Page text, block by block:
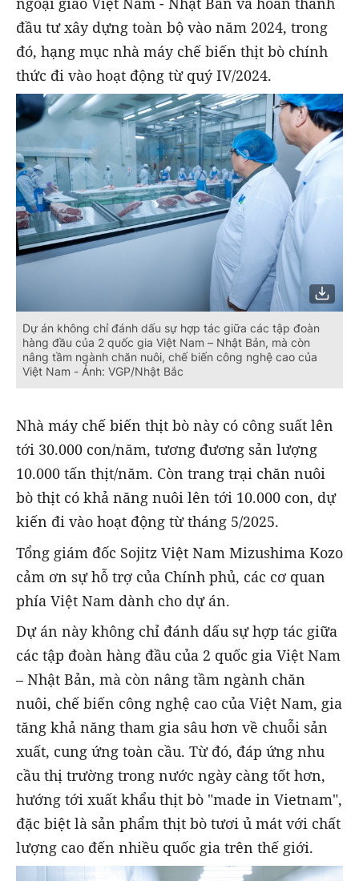
đầu tư xây dựng toàn bộ vào năm 2024, trong
đó, hạng mục nhà máy chế biến thịt bò chính
thức đi vào hoạt động từ quý IV/2024.
Dự án không chỉ đánh dấu sự hợp tác giữa các tập đoàn
hàng đầu của 2 quốc gia Việt Nam – Nhật Bản, mà còn
nâng tầm ngành chăn nuôi, chế biến công nghệ cao của
Việt Nam - Ảnh: VGP/Nhật Bắc
Nhà máy chế biến thịt bò này có công suất lên
tới 30.000 con/năm, tương đương sản lượng
10.000 tấn thịt/năm. Còn trang trại chăn nuôi
bò thịt có khả năng nuôi lên tới 10.000 con, dự
kiến đi vào hoạt động từ tháng 5/2025.
Tổng giám đốc Sojitz Việt Nam Mizushima Kozo
cảm ơn sự hỗ trợ của Chính phủ, các cơ quan
phía Việt Nam dành cho dự án.
Dự án này không chỉ đánh dấu sự hợp tác giữa
các tập đoàn hàng đầu của 2 quốc gia Việt Nam
– Nhật Bản, mà còn nâng tầm ngành chăn
nuôi, chế biến công nghệ cao của Việt Nam, gia
tăng khả năng tham gia sâu hơn về chuỗi sản
xuất, cung ứng toàn cầu. Từ đó, đáp ứng nhu
cầu thị trường trong nước ngày càng tốt hơn,
hướng tới xuất khẩu thịt bò "made in Vietnam",
đặc biệt là sản phẩm thịt bò tươi ủ mát với chất
lượng cao đến nhiều quốc gia trên thế giới.